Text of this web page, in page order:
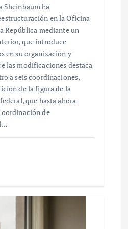
Sheinbaum ha
en la Oficina
República mediante un
que introduce
en su organización y
las modificaciones destaca
a seis coordinaciones,
de la figura de la
que hasta ahora
de